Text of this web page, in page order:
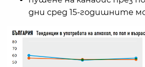
дни сред 15-годишните